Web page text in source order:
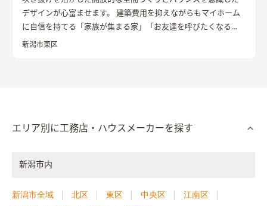
デザインが心富ませます。 建築費用を抑えながらもマイホーム
に自信を持てる「家族が集まる家」「お友達を呼びたくなる
家」を実現致します。
新潟市東区
エリア別に工務店・ハウスメーカーを探す
新潟市内
新潟市全域 北区 東区 中央区
江南区